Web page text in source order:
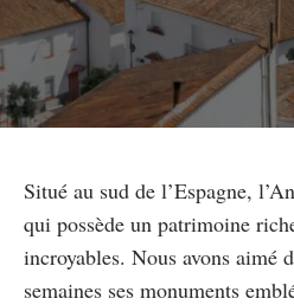
Situé au sud de l’Espagne,
qui possède un patrimoine
incroyables. Nous avons aimé
semaines ses monuments